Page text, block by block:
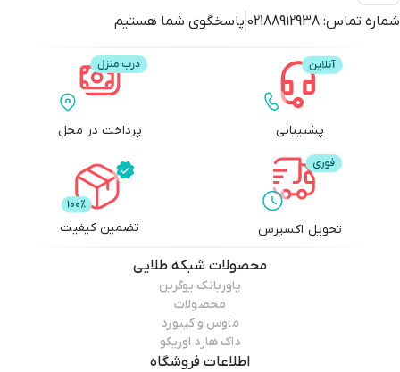
شماره تماس: 02188912938 پاسخگوی شما هستیم
پشتیبانی پرداخت در محل
تحویل اکسپرس تضمین کیفیت
محصولات شبکه طلایی
پاوربانک یوگرین
محصولات
ماوس و کیبورد
داک هارد اوریکو
اطلاعات فروشگاه